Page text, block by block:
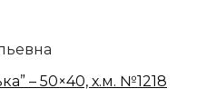
– 50×40, х.м. №1218